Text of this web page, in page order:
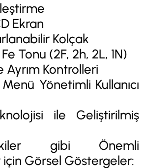
Ekran
Kolçak
Tonu (2F, 2h, 2L, 1N)
Ayrım Kontrolleri
Yönetimli Kullanıcı
ile Geliştirilmiş
gibi Önemli
Görsel Göstergeler: